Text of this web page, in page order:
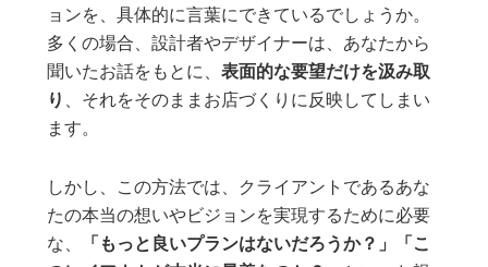
ョンを、具体的に言葉にできているでしょうか。
多くの場合、設計者やデザイナーは、あなたから
聞いたお話をもとに、表面的な要望だけを汲み取
り
、それをそのままお店づくりに反映してしまい
ます。
しかし、この方法では、クライアントであるあな
たの本当の想いやビジョンを実現するために必要
な、
「もっと良いプランはないだろうか？」「こ